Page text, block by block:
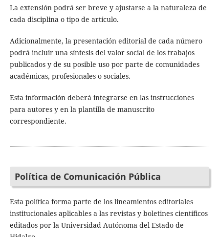
La extensión podrá ser breve y ajustarse a la naturaleza de
cada disciplina o tipo de artículo.
Adicionalmente, la presentación editorial de cada número
podrá incluir una síntesis del valor social de los trabajos
publicados y de su posible uso por parte de comunidades
académicas, profesionales o sociales.
Esta información deberá integrarse en las instrucciones
para autores y en la plantilla de manuscrito
correspondiente.
Política de Comunicación Pública
Esta política forma parte de los lineamientos editoriales
institucionales aplicables a las revistas y boletines científicos
editados por la Universidad Autónoma del Estado de